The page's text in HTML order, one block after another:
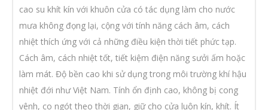
cao su khít kín với khuôn cửa có tác dụng làm cho nước
mưa không đọng lại, cộng với tính năng cách âm, cách
nhiệt thích ứng với cả những điều kiện thời tiết phức tạp.
Cách âm, cách nhiệt tốt, tiết kiệm điện năng sưởi ấm hoặc
làm mát. Độ bền cao khi sử dụng trong môi trường khí hậu
nhiệt đới như Việt Nam. Tính ổn định cao, không bị cong
vênh, co ngót theo thời gian, giữ cho cửa luôn kín, khít. Ít